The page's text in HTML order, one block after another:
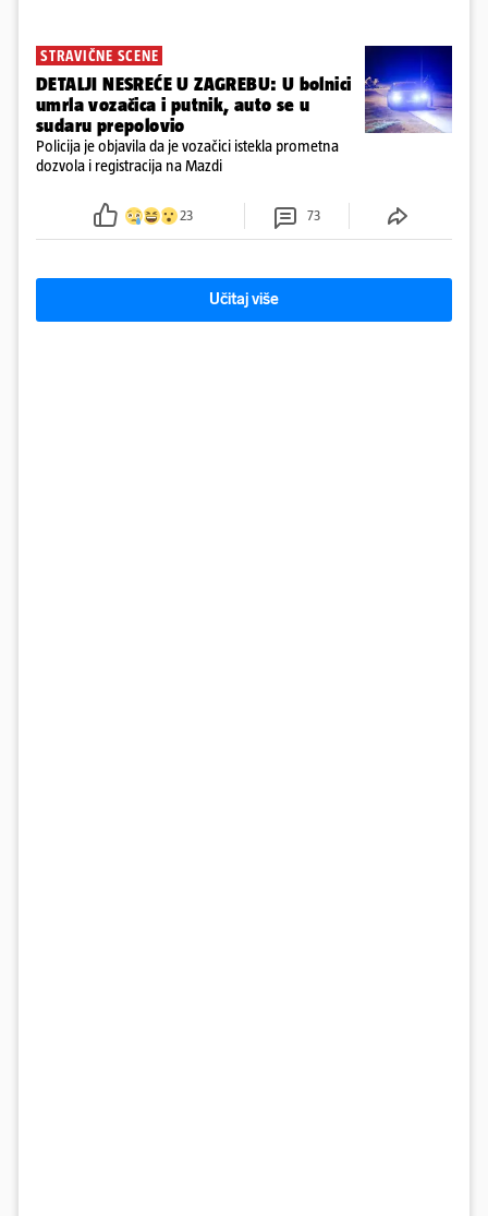
STRAVIČNE SCENE
DETALJI NESREĆE U ZAGREBU: U bolnici
umrla vozačica i putnik, auto se u
sudaru prepolovio
Policija je objavila da je vozačici istekla prometna
dozvola i registracija na Mazdi
23 73
Učitaj više